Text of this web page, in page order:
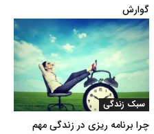
گوارش
سبک زندگی
چرا برنامه ریزی در زندگی مهم